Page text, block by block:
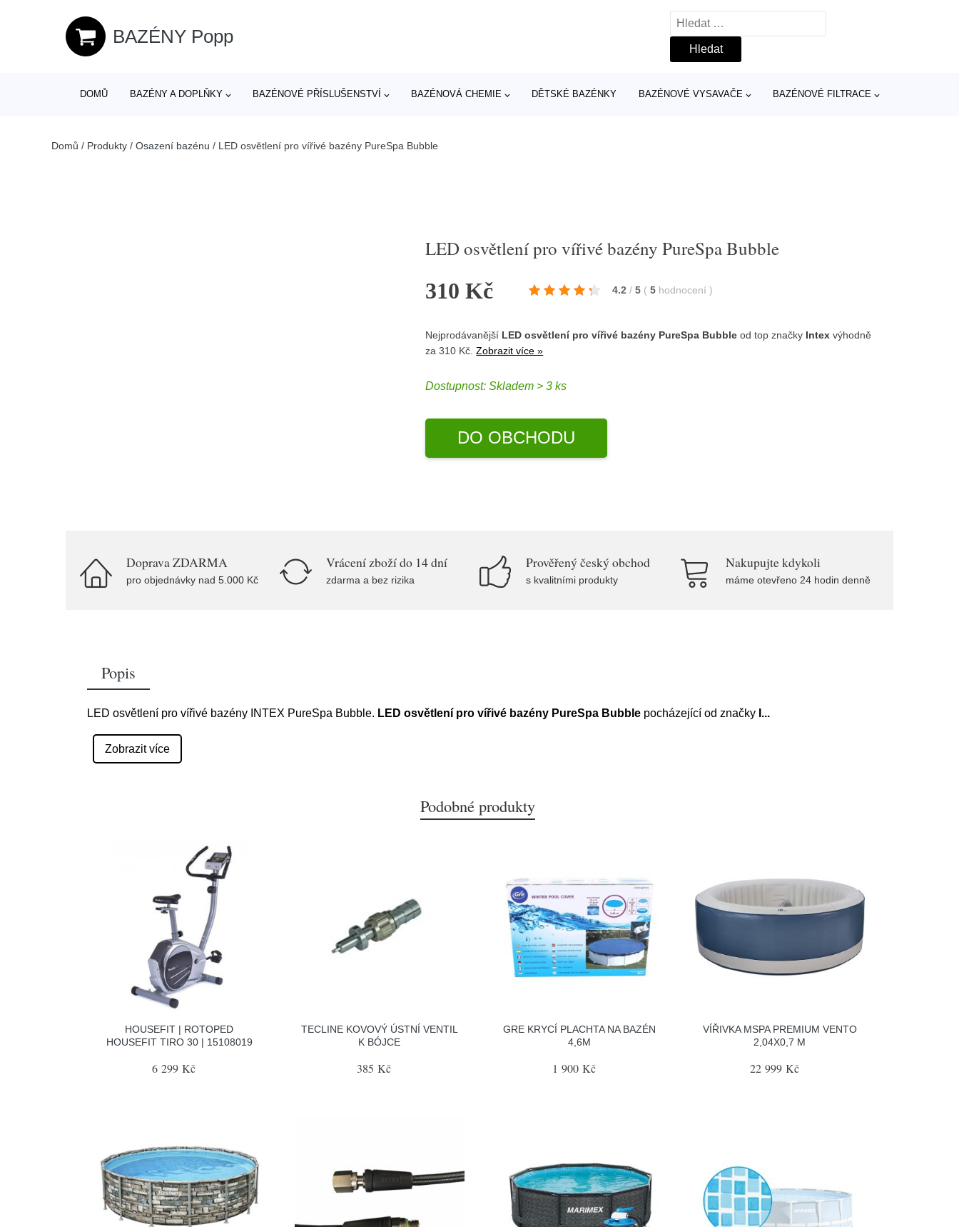
BAZÉNY Popp
Vyhledávání
DOMŮ BAZÉNY A DOPLŇKY BAZÉNOVÉ PŘÍSLUŠENSTVÍ BAZÉNOVÁ CHEMIE DĚTSKÉ BAZÉNKY BAZÉNOVÉ VYSAVAČE BAZÉNOVÉ FILTRACE
Domů / Produkty / Osazení bazénu / LED osvětlení pro vířivé bazény PureSpa Bubble
LED osvětlení pro vířivé bazény PureSpa Bubble
310 Kč 4.2 / 5 ( 5 hodnocení)
Nejprodávanější LED osvětlení pro vířivé bazény PureSpa Bubble od top značky Intex výhodně
za 310 Kč.Zobrazit více »
Dostupnost:Skladem > 3 ks
DO OBCHODU
Doprava ZDARMA
pro objednávky nad 5.000 Kč
Vrácení zboží do 14 dní
zdarma a bez rizika
Prověřený český obchod
s kvalitními produkty
Nakupujte kdykoli
máme otevřeno 24 hodin denně
Popis
LED osvětlení pro vířivé bazény INTEX PureSpa Bubble. LED osvětlení pro vířivé bazény PureSpa Bubble pocházející od značky ...
Zobrazit více
Podobné produkty
HOUSEFIT | ROTOPED
HOUSEFIT TIRO 30 | 15108019
6 299 Kč
TECLINE KOVOVÝ ÚSTNÍ VENTIL
K BÓJCE
385 Kč
GRE KRYCÍ PLACHTA NA BAZÉN
4,6M
1 900 Kč
VÍŘIVKA MSPA PREMIUM VENTO
2,04X0,7 M
22 999 Kč